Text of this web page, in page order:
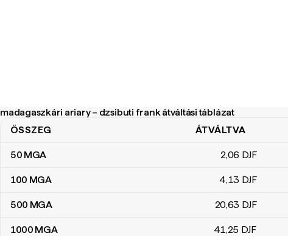
madagaszkári ariary – dzsibuti frank átváltási táblázat
madagaszkári ariary – dzsibuti frank átváltási táblázat
ÖSSZEG ÁTVÁLTVA
50 MGA 2,06 DJF
100 MGA 4,13 DJF
500 MGA 20,63 DJF
1000 MGA 41,25 DJF